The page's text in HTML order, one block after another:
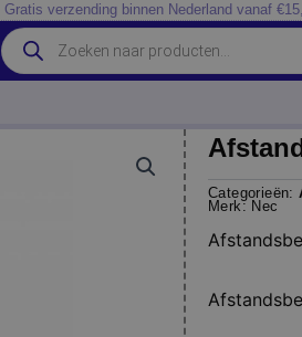
| Gratis verzending binnen Nederland vanaf
Producten
zoeken
Categorieën:
Merk: Nec